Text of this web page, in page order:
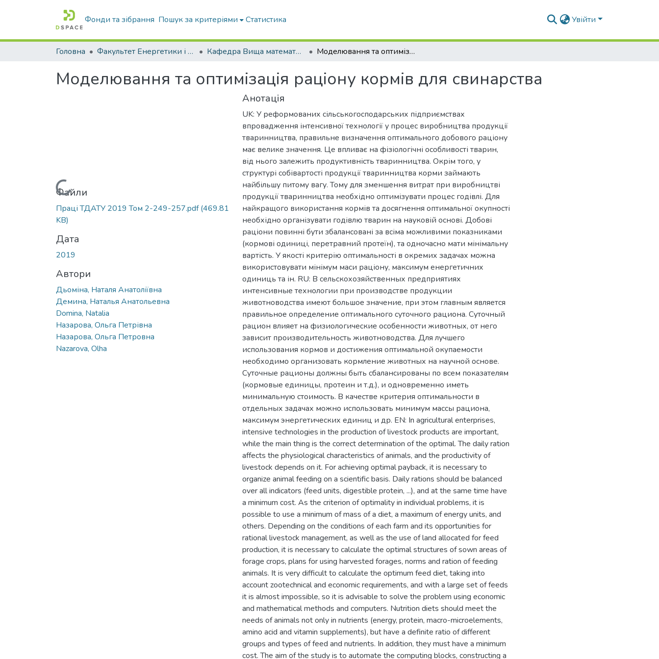
Фонди та зібрання Пошук за критеріями Статистика Увійти
Головна Факультет Енергетики і комп'ютерних технологій Кафедра Вища математика та фізика Моделювання та оптимізація раціону кормів для свинарства
Моделювання та оптимізація раціону кормів для свинарства
Вантажиться...
Файли
Праці ТДАТУ 2019 Том 2-249-257.pdf(469.81
KB)
Дата
2019
Автори
Дьоміна, Наталя Анатоліївна
Демина, Наталья Анатольевна
Domina, Natalia
Назарова, Ольга Петрівна
Назарова, Ольга Петровна
Nazarova, Olha
Анотація
UK: У реформованих сільськогосподарських підприємствах
впровадження інтенсивної технології у процес виробництва продукції
тваринництва, правильне визначення оптимального добового раціону
має велике значення. Це впливає на фізіологічні особливості тварин,
від нього залежить продуктивність тваринництва. Окрім того, у
структурі собівартості продукції тваринництва корми займають
найбільшу питому вагу. Тому для зменшення витрат при виробництві
продукції тваринництва необхідно оптимізувати процес годівлі. Для
найкращого використання кормів та досягнення оптимальної окупності
необхідно організувати годівлю тварин на науковій основі. Добові
раціони повинні бути збалансовані за всіма можливими показниками
(кормові одиниці, перетравний протеїн), та одночасно мати мінімальну
вартість. У якості критерію оптимальності в окремих задачах можна
використовувати мінімум маси раціону, максимум енергетичних
одиниць та ін. RU: В сельскохозяйственных предприятиях
интенсивные технологии при производстве продукции
животноводства имеют большое значение, при этом главным является
правильное определение оптимального суточного рациона. Суточный
рацион влияет на физиологические особенности животных, от него
зависит производительность животноводства. Для лучшего
использования кормов и достижения оптимальной окупаемости
необходимо организовать кормление животных на научной основе.
Суточные рационы должны быть сбалансированы по всем показателям
(кормовые единицы, протеин и т.д.), и одновременно иметь
минимальную стоимость. В качестве критерия оптимальности в
отдельных задачах можно использовать минимум массы рациона,
максимум энергетических единиц и др. EN: In agricultural enterprises,
intensive technologies in the production of livestock products are important,
while the main thing is the correct determination of the optimal. The daily ration
affects the physiological characteristics of animals, and the productivity of
livestock depends on it. For achieving optimal payback, it is necessary to
organize animal feeding on a scientific basis. Daily rations should be balanced
over all indicators (feed units, digestible protein, ...), and at the same time have
a minimum cost. As the criterion of optimality in individual problems, it is
possible to use a minimum of mass of a diet, a maximum of energy units, and
others. Depending on the conditions of each farm and its opportunities for
rational livestock management, as well as the use of land allocated for feed
production, it is necessary to calculate the optimal structures of sown areas of
forage crops, plans for using harvested forages, norms and ration of feeding
animals. It is very difficult to calculate the optimum feed diet, taking into
account zootechnical and economic requirements, and with a large set of feeds
it is almost impossible, so it is advisable to solve the problem using economic
and mathematical methods and computers. Nutrition diets should meet the
needs of animals not only in nutrients (energy, protein, macro-microelements,
amino acid and vitamin supplements), but have a definite ratio of different
groups and types of feed and nutrients. In addition, they must have a minimum
cost. The aim of the study is to automate the computing blocks, constructing a